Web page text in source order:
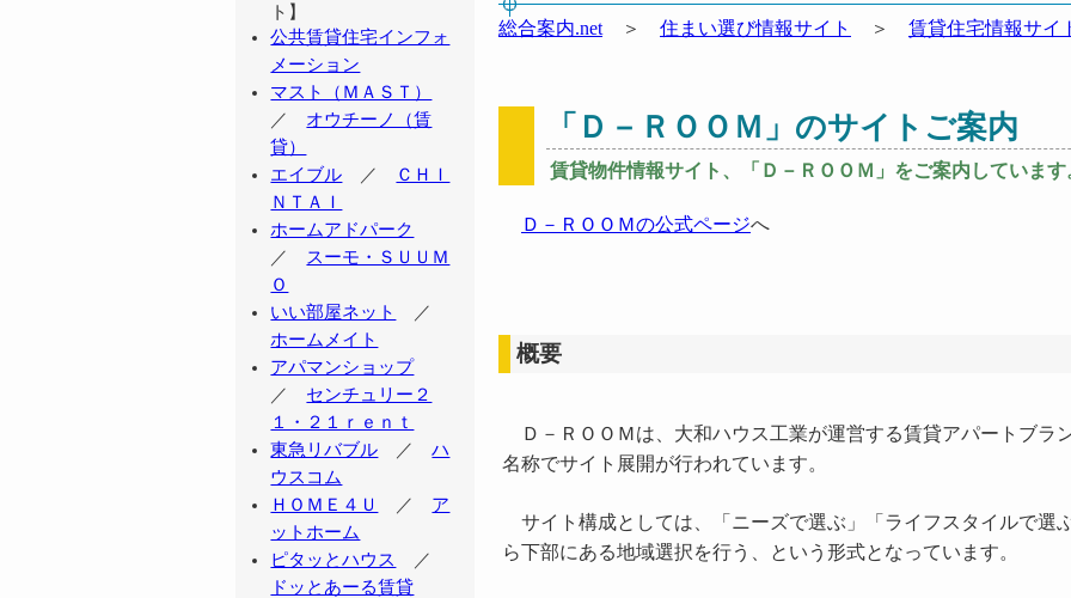
総合案内.net ＞ 住まい選び情報サイト ＞ 賃貸住宅情報サイ
「Ｄ－ＲＯＯＭ」のサイトご案内
賃貸物件情報サイト、「Ｄ－ＲＯＯＭ」をご案内しています
Ｄ－ＲＯＯＭの公式ページへ
概要
Ｄ－ＲＯＯＭは、大和ハウス工業が運営する賃貸アパートブラ
名称でサイト展開が行われています。
サイト構成としては、「ニーズで選ぶ」「ライフスタイルで選
ら下部にある地域選択を行う、という形式となっています。
ト】
公共賃貸住宅インフォ
メーション
マスト（ＭＡＳＴ）
／ オウチーノ（賃
貸）
エイブル ／
ＣＨＩ
ＮＴＡＩ
ホームアドパーク
／ スーモ・ＳＵＵＭ
Ｏ
いい部屋ネット
／
ホームメイト
アパマンショップ
／ センチュリー２
１・２１ｒｅｎｔ
東急リバブル ／ハ
ウスコム
ＨＯＭＥ４Ｕ
／ ア
ットホーム
ピタッとハウス
／
ドッとあーる賃貸